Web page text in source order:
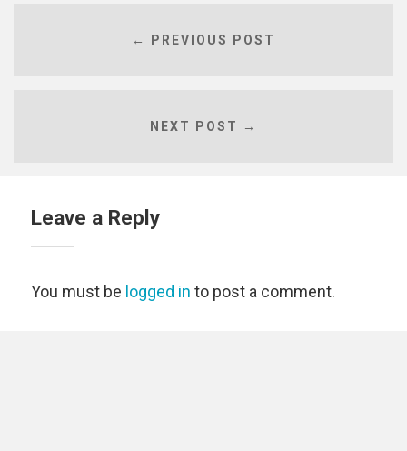
← PREVIOUS POST
NEXT POST →
Leave a Reply
You must be logged in to post a comment.